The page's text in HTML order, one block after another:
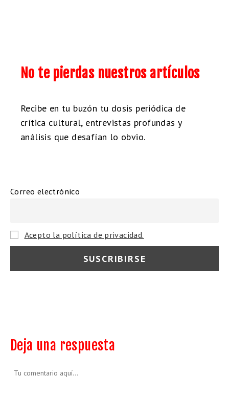
No te pierdas nuestros artículos
Recibe en tu buzón tu dosis periódica de
crítica cultural, entrevistas profundas y
análisis que desafían lo obvio.
Correo electrónico
Acepto la política de privacidad.
Deja una respuesta